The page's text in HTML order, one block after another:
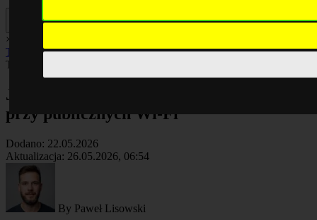
×
TechnologiaFacebook
Technologia
Jak zabezpieczyć dane w mObywatel
przy publicznych Wi-Fi
Dodano: 22.05.2026
Aktualizacja: 26.05.2026, 06:54
By Paweł Lisowski